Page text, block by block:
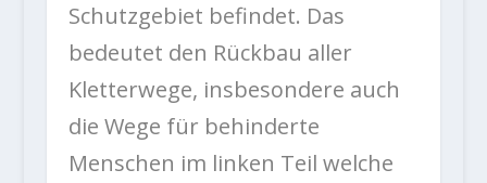
Schutzgebiet befindet. Das
bedeutet den Rückbau aller
Kletterwege, insbesondere auch
die Wege für behinderte
Menschen im linken Teil welche